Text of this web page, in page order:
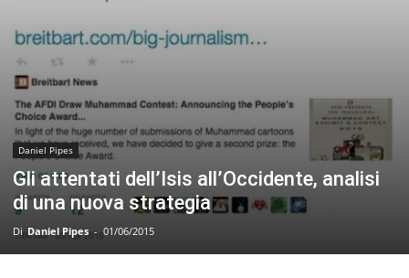
Daniel Pipes
Gli attentati dell’Isis all’Occidente, analisi
di una nuova strategia
Di Daniel Pipes - 01/06/2015